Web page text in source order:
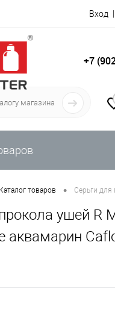
Вход
+7
Каталог товаров • Серьги для
ушей R
аквамарин